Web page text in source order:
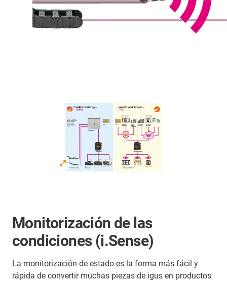
Monitorización de las
condiciones (i.Sense)
La monitorización de estado es la forma más fácil y
rápida de convertir muchas piezas de igus en productos